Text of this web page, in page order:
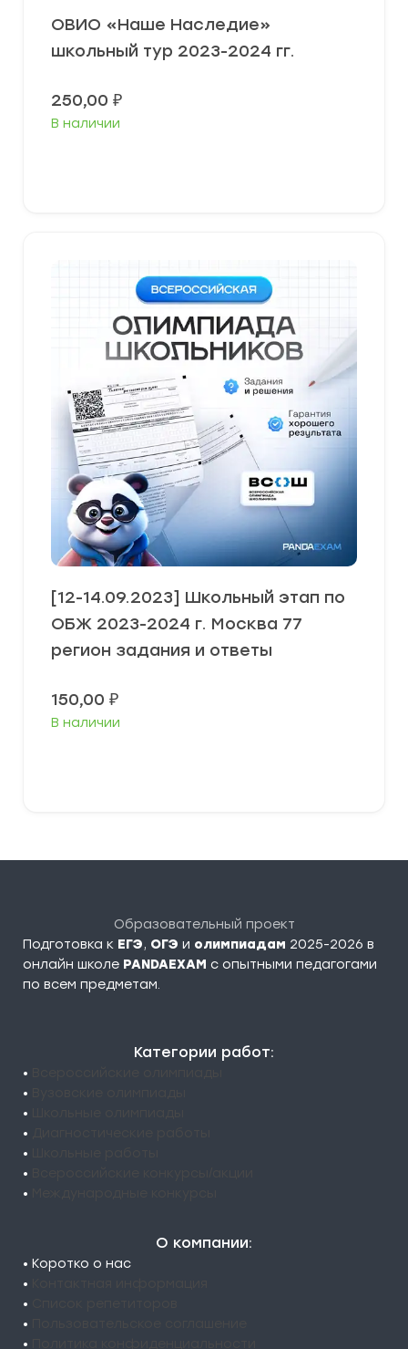
ОВИО «Наше Наследие»
школьный тур 2023-2024 гг.
250,00 ₽
В наличии
[12-14.09.2023] Школьный этап по
ОБЖ 2023-2024 г. Москва 77
регион задания и ответы
150,00 ₽
В наличии
Образовательный проект
Подготовка к ЕГЭ, ОГЭ и олимпиадам 2025-2026 в
онлайн школе PANDAEXAM c опытными педагогами
по всем предметам.
Категории работ:
•
•
•
•
•
•
•
О компании:
• Коротко о нас
•
•
•
•